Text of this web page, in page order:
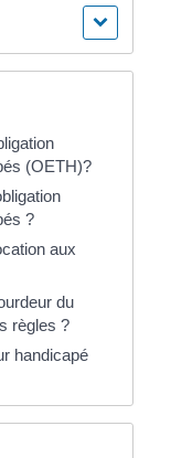
(OETH)?
?
aux
du
règles ?
handicapé